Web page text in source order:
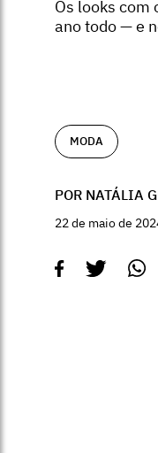
Os looks com
ano todo — e
MODA
POR NATÁLIA
22 de maio de